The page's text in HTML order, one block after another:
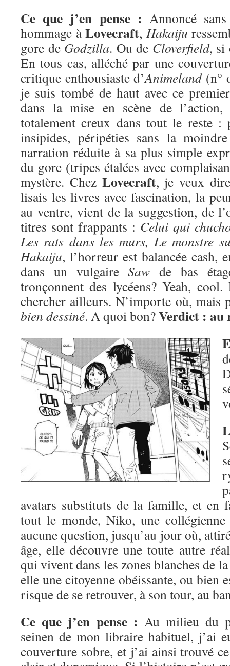
Ce que j’en pense : Annoncé
hommage àLovecraft, Hakaiju
gore de Godzilla. Ou de Cloverfield, si
En tous cas, alléché par une
critique enthousiaste d’Animeland(n°
je suis tombé de haut avec ce
dans la mise en scène de
totalement creux dans tout le reste :
insipides, péripéties sans la
narration réduite à sa plus simple
du gore (tripes étalées avec
mystère. Chez Lovecraft, je veux
lisais les livres avec fascination, la
au ventre, vient de la suggestion, de
titres sont frappants : Celui qui
Les rats dans les murs, Le monstre
Hakaiju, l’horreur est balancée cash,
dans un vulgaireSaw de bas
tronçonnent des lycéens? Yeah,
chercher ailleurs. N’importe où, mais
bien dessiné. A quoi bon?Verdict : au
avatars substituts de la famille, et en
tout le monde, Niko, une collégienne
aucune question, jusqu’au jour où,
âge, elle découvre une toute autre
qui vivent dans les zones blanches de
elle une citoyenne obéissante, ou bien
risque de se retrouver, à son tour, au
Ce que j’en pense : Au milieu du
seinen de mon libraire habituel, j’ai
couverture sobre, et j’ai ainsi trouvé